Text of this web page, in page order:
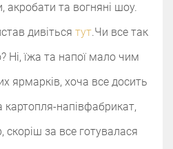
та вогняні шоу.
дивіться тут.‌‌Чи все так
Ні, їжа та напої мало чим
ярмарків, хоча все досить
напівфабрикат,
за все готувалася